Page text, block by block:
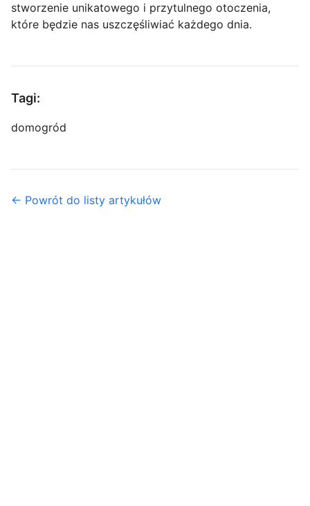
stworzenie unikatowego i przytulnego otoczenia,
które będzie nas uszczęśliwiać każdego dnia.
Tagi:
domogród
← Powrót do listy artykułów